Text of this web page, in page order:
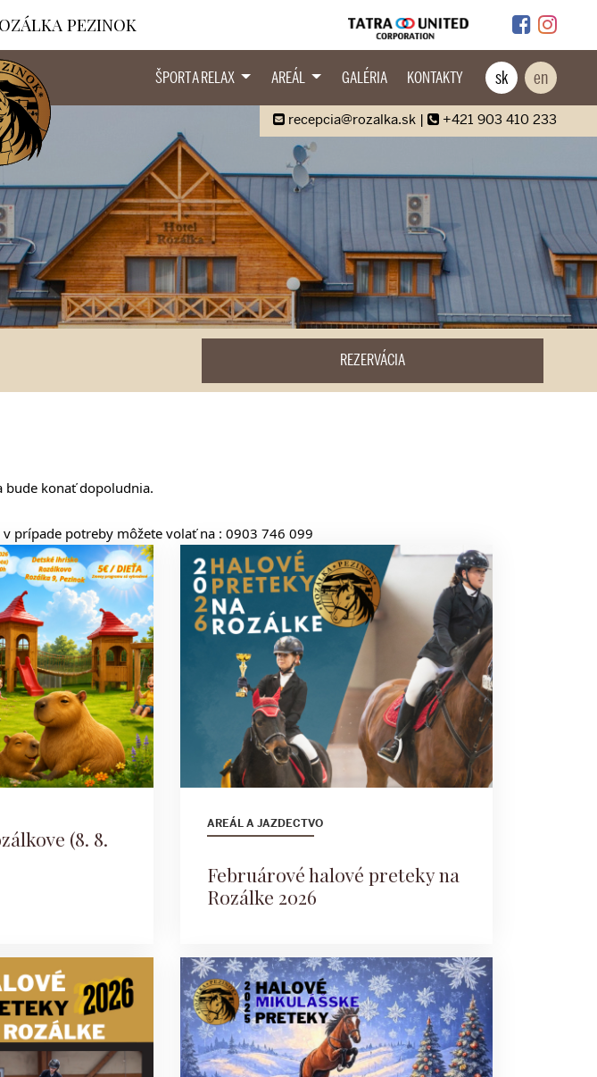
PEZINOK
ŠPORT A RELAX AREÁL GALÉRIA KONTAKTY sk en
recepcia@rozalka.sk | +421 903 410 233
REZERVÁCIA
bude konať dopoludnia.
prípade potreby môžete volať na : 0903 746 099
(8. 8.
AREÁL A JAZDECTVO
Februárové halové preteky na
Rozálke 2026